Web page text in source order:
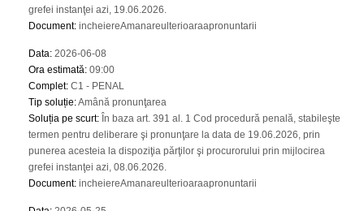
grefei instanţei azi, 19.06.2026.
Document: incheiereAmanareulterioaraapronuntarii
Data: 2026-06-08
Ora estimată: 09:00
Complet: C1 - PENAL
Tip soluție:Amână pronunţarea
Soluția pe scurt: În baza art. 391 al. 1 Cod procedură penală, stabileşte
termen pentru deliberare şi pronunţare la data de 19.06.2026, prin
punerea acesteia la dispoziţia părţilor şi procurorului prin mijlocirea
grefei instanţei azi, 08.06.2026.
Document: incheiereAmanareulterioaraapronuntarii